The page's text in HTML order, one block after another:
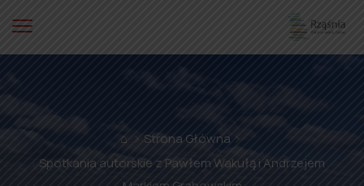
⌂
Strona Główna
Spotkania autorskie z Pawłem Wakułą i Andrzejem